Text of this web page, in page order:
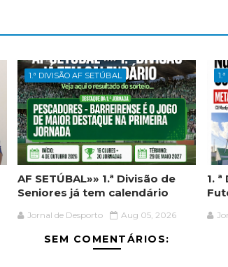
1.ª DIVISÃO AF SETÚBAL
AF SETÚBAL»» 1.ª Divisão de
Seniores já tem calendário
Jornal de Desporto Aug 05, 2026
1.
SEM COMENTÁRIOS: